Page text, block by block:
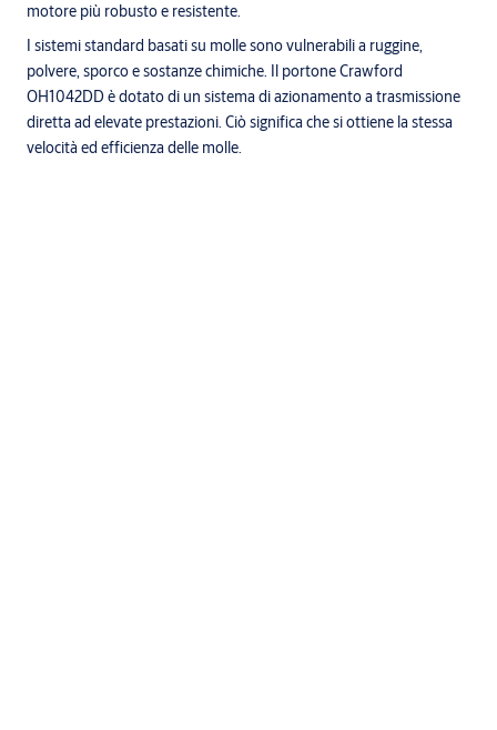
motore più robusto e resistente.
I sistemi standard basati su molle sono vulnerabili a ruggine,
polvere, sporco e sostanze chimiche. Il portone Crawford
OH1042DD è dotato di un sistema di azionamento a trasmissione
diretta ad elevate prestazioni. Ciò significa che si ottiene la stessa
velocità ed efficienza delle molle.